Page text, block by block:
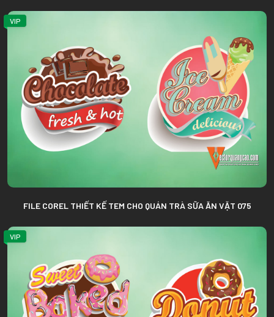
VIP
FILE COREL THIẾT KẾ TEM CHO QUÁN TRÀ SỮA ĂN VẶT 075
VIP